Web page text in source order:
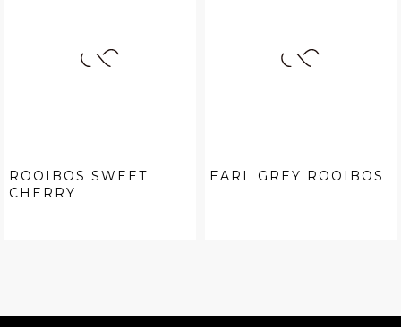
ROOIBOS SWEET
CHERRY
EARL GREY ROOIBOS